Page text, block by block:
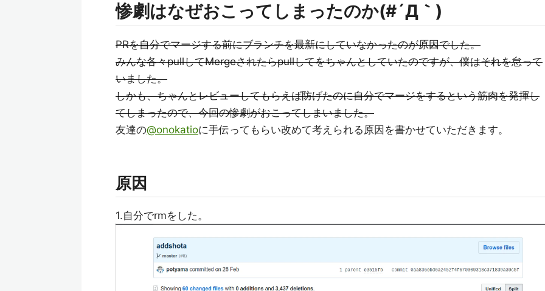
惨劇はなぜおこってしまったのか(#´Д｀)
PRを自分でマージする前にブランチを最新にしていなかったのが原因でした。
みんな各々pullしてMergeされたらpullしてをちゃんとしていたのですが、僕はそれを怠って
いました。
しかも、ちゃんとレビューしてもらえば防げたのに自分でマージをするという筋肉を発揮し
てしまったので、今回の惨劇がおこってしまいました。
友達の@onokatioに手伝ってもらい改めて考えられる原因を書かせていただきます。
原因
1.自分でrmをした。